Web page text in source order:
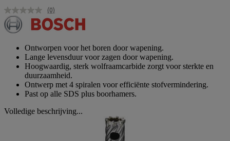
Geen
scorewaarde.
Dezelfde
(0)
Ontworpen voor het boren door wapening.
Lange levensduur voor zagen door wapening.
Hoogwaardig, sterk wolfraamcarbide zorgt voor sterkte en
duurzaamheid.
Ontwerp met 4 spiralen voor efficiënte stofvermindering.
Past op alle SDS plus boorhamers.
Volledige beschrijving...